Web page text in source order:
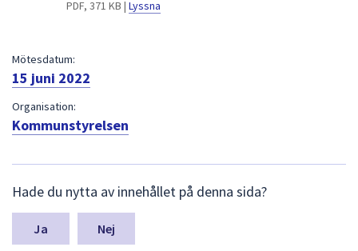
PDF, 371 KB | Lyssna
Mötesdatum:
15 juni 2022
Organisation:
Kommunstyrelsen
ä
m
a
Hade du nytta av innehållet på denna sida?
Nej